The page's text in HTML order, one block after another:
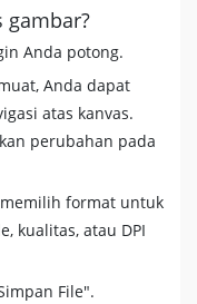
gambar?
Anda potong.
Anda dapat
atas kanvas.
perubahan pada
format untuk
kualitas, atau DPI
File".